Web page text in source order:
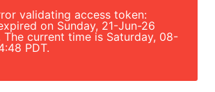
validating access token:
on Sunday, 21-Jun-26
The current time is Saturday, 08-
PDT.